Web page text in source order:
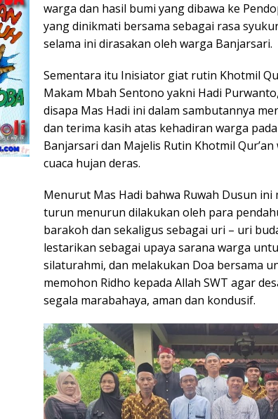
warga dan hasil bumi yang dibawa ke
yang dinikmati bersama sebagai rasa
selama ini dirasakan oleh warga Banjarsari.
Sementara itu Inisiator giat rutin Khotmil
Makam Mbah Sentono yakni Hadi Purwanto,
disapa Mas Hadi ini dalam sambutannya
dan terima kasih atas kehadiran warga
Banjarsari dan Majelis Rutin Khotmil
cuaca hujan deras.
Menurut Mas Hadi bahwa Ruwah Dusun
turun menurun dilakukan oleh para
barakoh dan sekaligus sebagai uri – uri
lestarikan sebagai upaya sarana warga
silaturahmi, dan melakukan Doa bersama
memohon Ridho kepada Allah SWT agar
segala marabahaya, aman dan kondusif.